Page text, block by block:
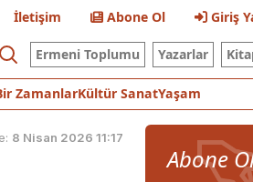
İletişim Abone Ol Giriş
Ermeni Toplumu Yazarlar
ZamanlarKültür SanatYaşam
8 Nisan 2026 11:17
Abone